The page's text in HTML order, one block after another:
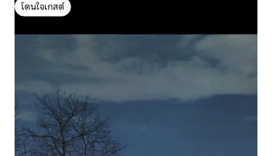
โดนใจเกสต์
โดนใจเกสต์